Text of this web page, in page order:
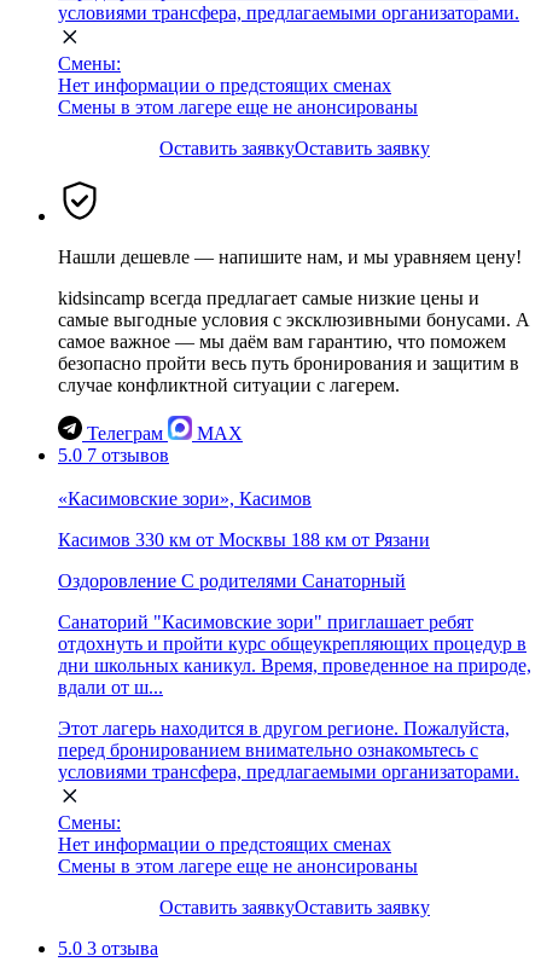
условиями трансфера, предлагаемыми организаторами.
Смены:
Нет информации о предстоящих сменах
Смены в этом лагере еще не анонсированы
Оставить заявкуОставить заявку
Нашли дешевле — напишите нам, и мы уравняем цену!
kidsincamp всегда предлагает самые низкие цены и
самые выгодные условия с эксклюзивными бонусами. А
самое важное — мы даём вам гарантию, что поможем
безопасно пройти весь путь бронирования и защитим в
случае конфликтной ситуации с лагерем.
Телеграм
MAX
5.0 7 отзывов
«Касимовские зори», Касимов
Касимов 330 км от Москвы 188 км от Рязани
Оздоровление С родителями Санаторный
Санаторий "Касимовские зори" приглашает ребят
отдохнуть и пройти курс общеукрепляющих процедур в
дни школьных каникул. Время, проведенное на природе,
вдали от ш...
Этот лагерь находится в другом регионе. Пожалуйста,
перед бронированием внимательно ознакомьтесь с
условиями трансфера, предлагаемыми организаторами.
Смены:
Нет информации о предстоящих сменах
Смены в этом лагере еще не анонсированы
Оставить заявкуОставить заявку
5.0 3 отзыва